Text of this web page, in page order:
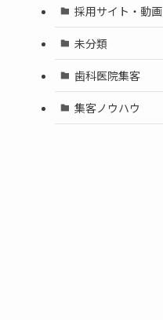
採用サイト・動画
未分類
歯科医院集客
集客ノウハウ